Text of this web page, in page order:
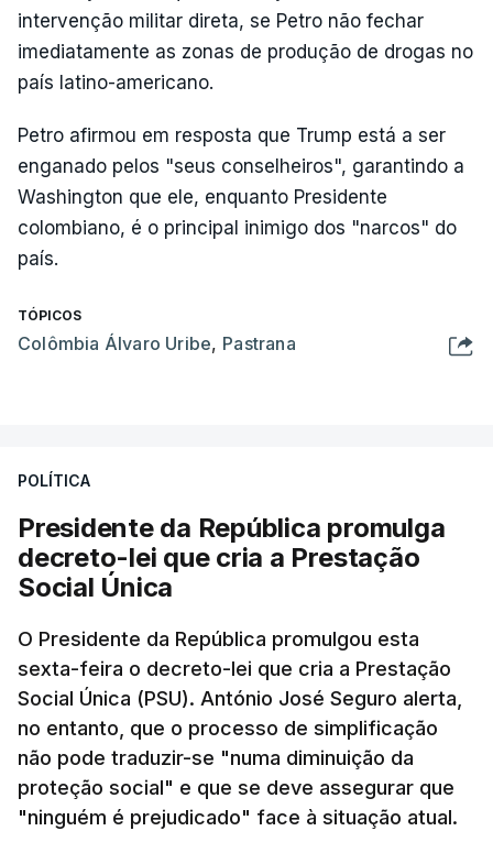
intervenção militar direta, se Petro não fechar
imediatamente as zonas de produção de drogas no
país latino-americano.
Petro afirmou em resposta que Trump está a ser
enganado pelos "seus conselheiros", garantindo a
Washington que ele, enquanto Presidente
colombiano, é o principal inimigo dos "narcos" do
país.
TÓPICOS
Colômbia Álvaro Uribe, Pastrana
POLÍTICA
Presidente da República promulga
decreto-lei que cria a Prestação
Social Única
O Presidente da República promulgou esta
sexta-feira o decreto-lei que cria a Prestação
Social Única (PSU). António José Seguro alerta,
no entanto, que o processo de simplificação
não pode traduzir-se "numa diminuição da
proteção social" e que se deve assegurar que
"ninguém é prejudicado" face à situação atual.